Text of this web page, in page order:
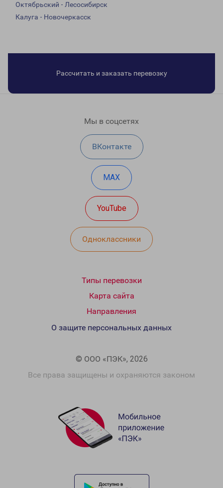
Октябрьский - Лесосибирск
Калуга - Новочеркасск
Рассчитать и заказать перевозку
Мы в соцсетях
ВКонтакте
MAX
YouTube
Одноклассники
Типы перевозки
Карта сайта
Направления
© ООО «ПЭК», 2026
Все права защищены и охраняются законом
О защите персональных данных